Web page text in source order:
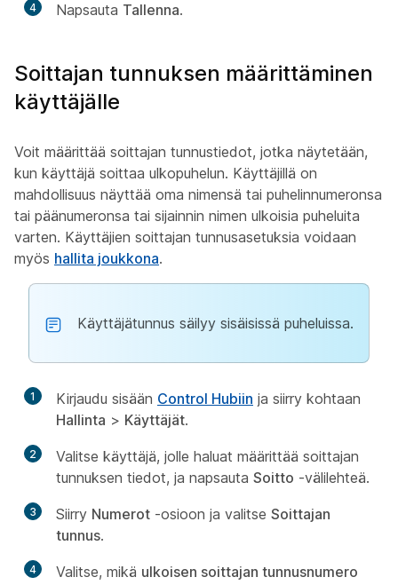
4 Napsauta Tallenna.
Soittajan tunnuksen määrittäminen
käyttäjälle
Voit määrittää soittajan tunnustiedot, jotka näytetään,
kun käyttäjä soittaa ulkopuhelun. Käyttäjillä on
mahdollisuus näyttää oma nimensä tai puhelinnumeronsa
tai päänumeronsa tai sijainnin nimen ulkoisia puheluita
varten. Käyttäjien soittajan tunnusasetuksia voidaan
myös hallita joukkona.
Käyttäjätunnus säilyy sisäisissä puheluissa.
1 Kirjaudu sisään Control Hubiin ja siirry kohtaan
Hallinta > Käyttäjät.
2
Valitse käyttäjä, jolle haluat määrittää soittajan
tunnuksen tiedot, ja napsauta Soitto -välilehteä.
3 Siirry Numerot -osioon ja valitse Soittajan
tunnus.
4 Valitse, mikä ulkoisen soittajan tunnusnumero